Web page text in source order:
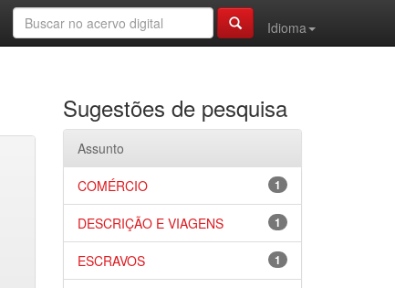
Idioma
Sugestões de pesquisa
Assunto
1
COMÉRCIO
1
DESCRIÇÃO E VIAGENS
1
ESCRAVOS